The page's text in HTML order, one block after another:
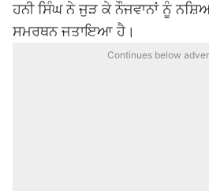
ਹਨੀ ਸਿੰਘ ਨੇ ਜੁੜ ਕੇ ਨੌਜਵਾਨਾਂ ਨੂੰ
ਸਮਰਥਨ ਜਤਾਇਆ ਹੈ।
Continues below